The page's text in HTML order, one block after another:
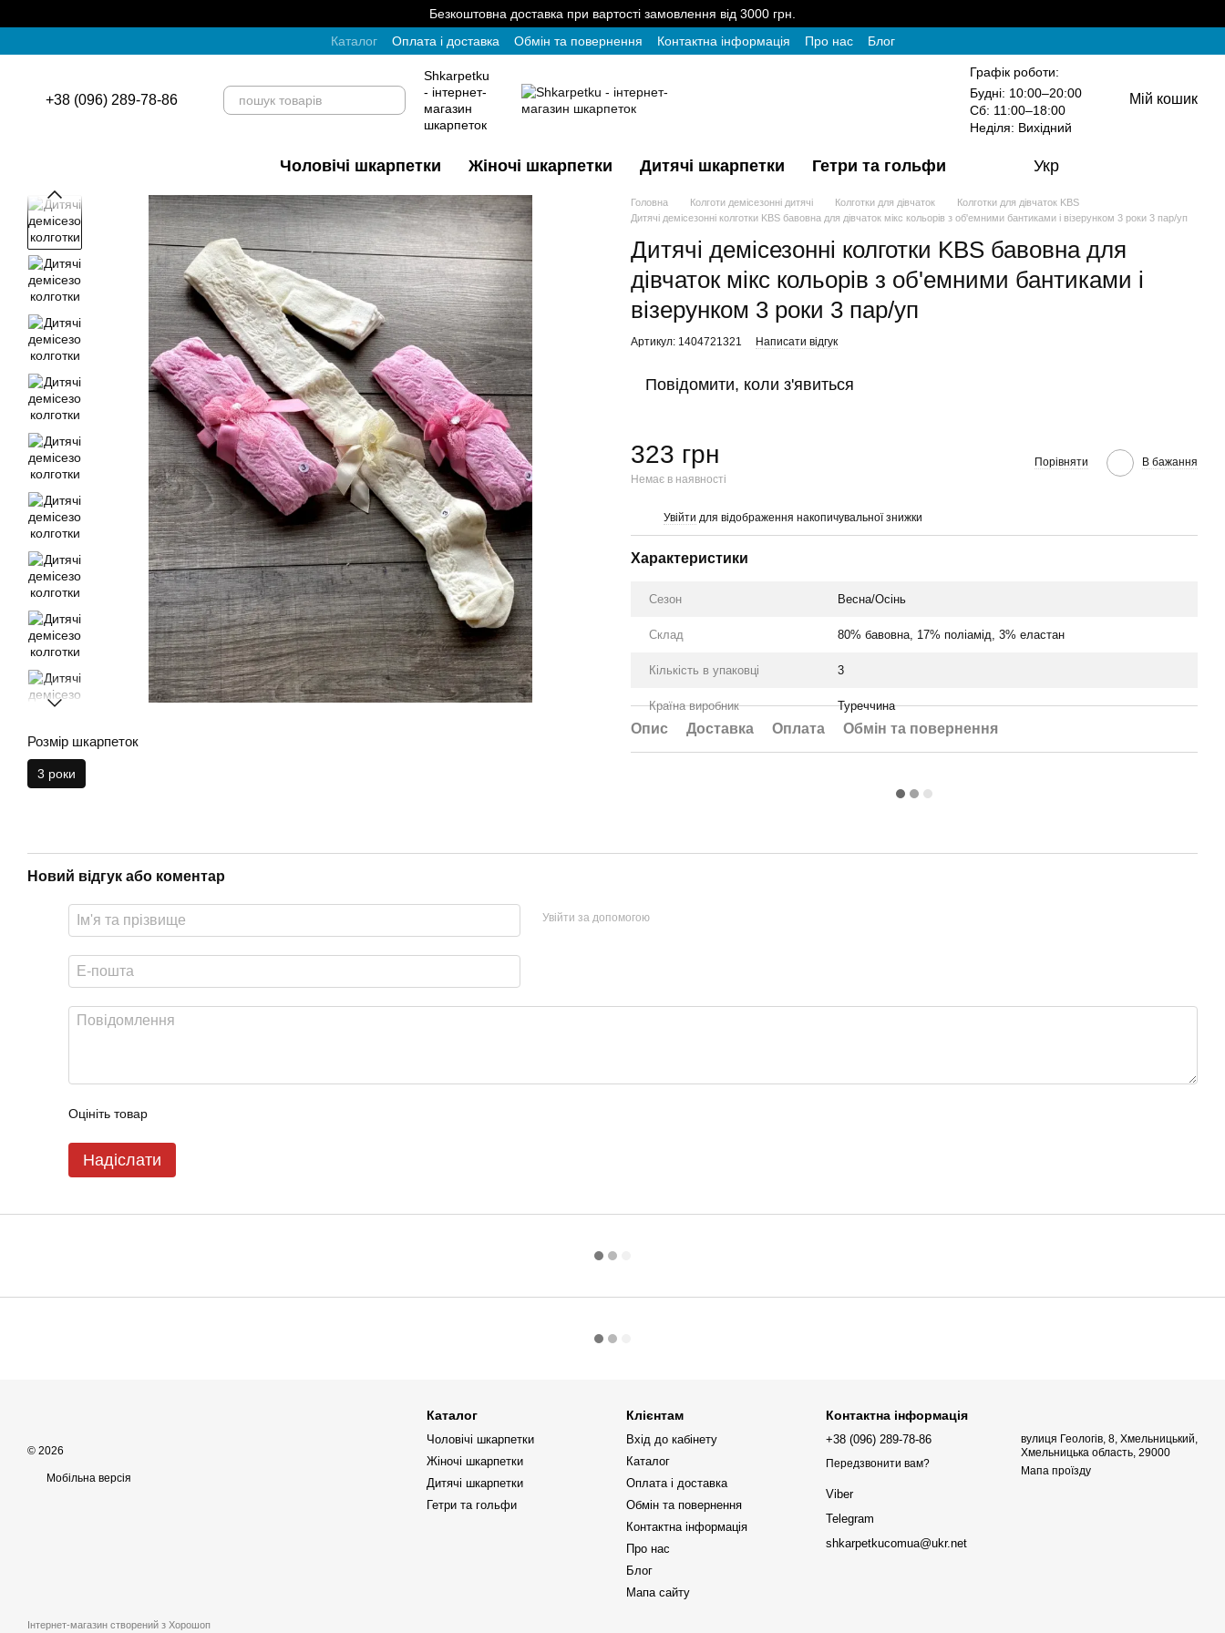
Безкоштовна доставка при вартості замовлення від 3000 грн.
Каталог
Оплата і доставка Обмін та повернення Контактна інформація Про нас Блог
+38 (096) 289-78-86
Shkarpetku
- інтернет-
магазин
шкарпеток
Графік роботи:
Будні: 10:00–20:00
Сб: 11:00–18:00
Неділя: Вихідний
Мій кошик
Чоловічі шкарпетки Жіночі шкарпетки Дитячі шкарпетки Гетри та гольфи Укр
Розмір шкарпеток
3 роки
Головна Колготи демісезонні дитячі Колготки для дівчаток
Колготки для дівчаток KBS
Дитячі демісезонні колготки KBS бавовна для дівчаток мікс кольорів з об'емними бантиками і візерунком 3 роки 3 пар/уп
Дитячі демісезонні колготки KBS бавовна для
дівчаток мікс кольорів з об'емними бантиками і
візерунком 3 роки 3 пар/уп
Артикул: 1404721321 Написати відгук
Повідомити, коли з'явиться
323 грн
Немає в наявності
Порівняти В бажання
Увійти для відображення накопичувальної знижки
Характеристики
Сезон Весна/Осінь
Склад 80% бавовна, 17% поліамід, 3% еластан
Кількість в упаковці 3
Країна виробник Туреччина
Опис Доставка Оплата Обмін та повернення
Новий відгук або коментар
Увійти за допомогою
Оцініть товар
Надіслати
© 2026
Мобільна версія
Інтернет-магазин створений з Хорошоп
Каталог
Чоловічі шкарпетки
Жіночі шкарпетки
Дитячі шкарпетки
Гетри та гольфи
Клієнтам
Вхід до кабінету
Каталог
Оплата і доставка
Обмін та повернення
Контактна інформація
Про нас
Блог
Мапа сайту
Контактна інформація
+38 (096) 289-78-86
Передзвонити вам?
Viber
Telegram
shkarpetkucomua@ukr.net
вулиця Геологів, 8, Хмельницький,
Хмельницька область, 29000
Мапа проїзду